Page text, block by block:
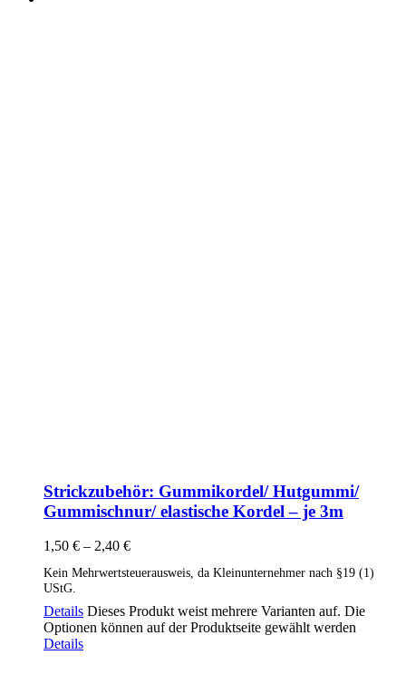
Strickzubehör: Gummikordel/ Hutgummi/
Gummischnur/ elastische Kordel – je 3m
1,50 € – 2,40 €
Kein Mehrwertsteuerausweis, da Kleinunternehmer nach §19 (1)
UStG.
Details Dieses Produkt weist mehrere Varianten auf. Die
Optionen können auf der Produktseite gewählt werden
Details